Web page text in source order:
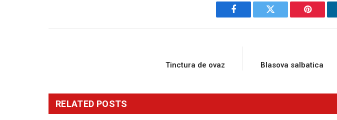
Facebook Twitter
Tinctura de ovaz Blasova salbatica
RELATED POSTS